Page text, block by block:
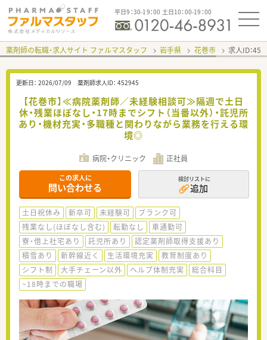
平日9：30-19：00 土日10：00-19：00
薬剤師の転職・求人サイト ファルマスタッフ 岩手県 花巻市 求人ID：
更新日： 2026/07/09 薬剤師求人ID： 452945
【花巻市】≪病院薬剤師／未経験相談可≫隔週で土日
休・残業ほぼなし・17時までシフト（当番以外）・託児所
あり・機材充実・多職種と関わりながら業務を行える環
境◎
病院・クリニック 正社員
この求人に
問い合わせる
検討リストに
追加
土日祝休み 新卒可 未経験可
ブランク可
残業なし(ほぼなし含む)
転勤なし
車通勤可
寮・借上社宅あり
託児所あり
認定薬剤師取得支援あり
積雪あり
新幹線近く 生活環境充実
教育制度あり
シフト制
大手チェーン以外 ヘルプ体制充実
総合科目
~18時までの職場